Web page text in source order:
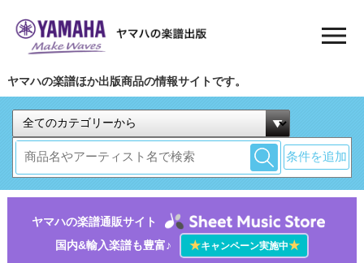
ヤマハの楽譜ほか出版商品の情報サイトです。
条件を追加
ヤマハの楽譜通販サイト
国内&輸入楽譜も豊富♪
★キャンペーン実施中★